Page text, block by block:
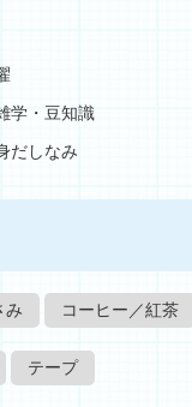
学・豆知識
だしなみ
み コーヒー／紅茶
テープ